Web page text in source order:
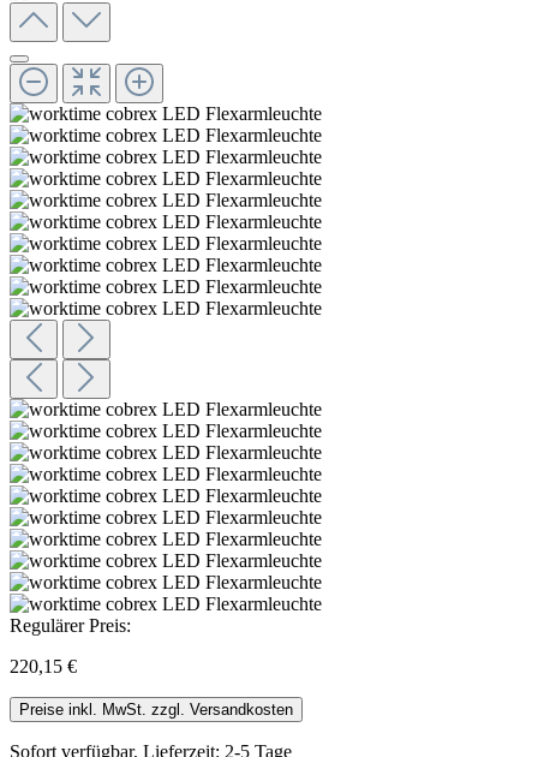
Regulärer Preis:
220,15 €
Preise inkl. MwSt. zzgl. Versandkosten
Sofort verfügbar, Lieferzeit: 2-5 Tage